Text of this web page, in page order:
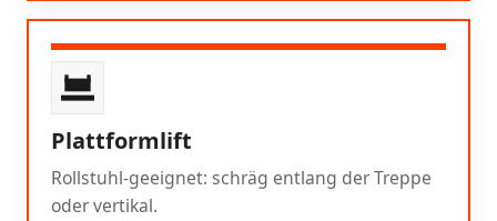
Plattformlift
Rollstuhl-geeignet: schräg entlang der Treppe
oder vertikal.